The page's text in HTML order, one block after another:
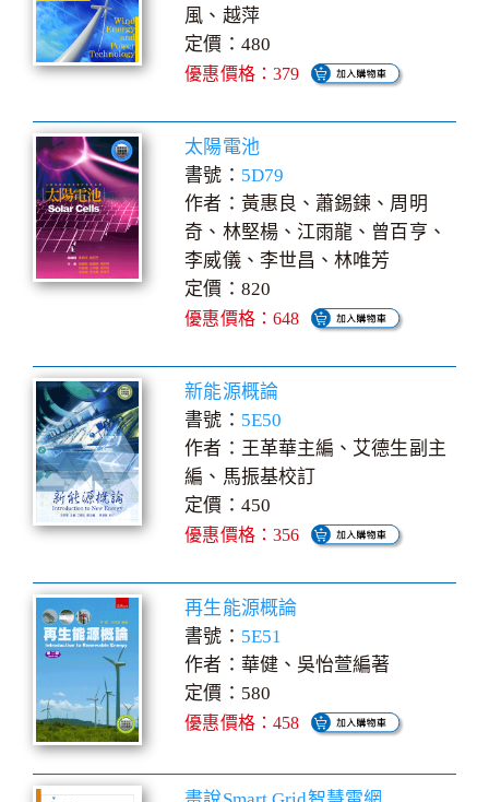
風、越萍
定價：480
優惠價格：379
太陽電池
書號： 5D79
作者：黃惠良、蕭錫鍊、周明
奇、林堅楊、江雨龍、曾百亨、
李威儀、李世昌、林唯芳
定價：820
優惠價格：648
新能源概論
書號： 5E50
作者：王革華主編、艾德生副主
編、馬振基校訂
定價：450
優惠價格：356
再生能源概論
書號： 5E51
作者：華健、吳怡萱編著
定價：580
優惠價格：458